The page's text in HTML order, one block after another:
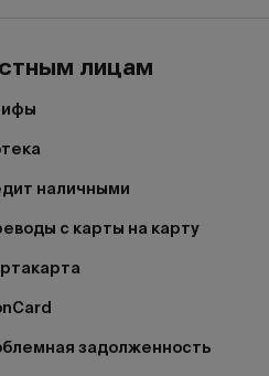
лицам
наличными
с карты на карту
задолженность